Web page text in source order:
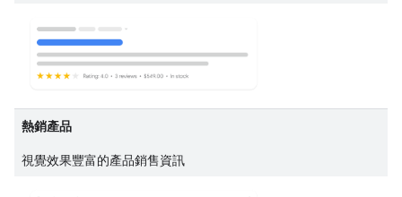
熱銷產品
視覺效果豐富的產品銷售資訊